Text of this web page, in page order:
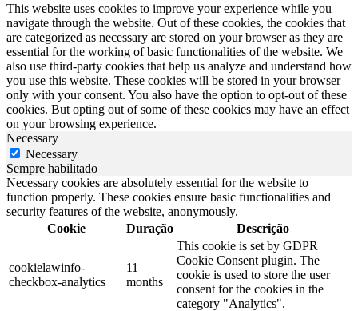
This website uses cookies to improve your experience while you
navigate through the website. Out of these cookies, the cookies that
are categorized as necessary are stored on your browser as they are
essential for the working of basic functionalities of the website. We
also use third-party cookies that help us analyze and understand how
you use this website. These cookies will be stored in your browser
only with your consent. You also have the option to opt-out of these
cookies. But opting out of some of these cookies may have an effect
on your browsing experience.
Necessary
Necessary
Sempre habilitado
Necessary cookies are absolutely essential for the website to
function properly. These cookies ensure basic functionalities and
security features of the website, anonymously.
Cookie
Duração Descrição
cookielawinfo-
checkbox-analytics
11
months
This cookie is set by GDPR
Cookie Consent plugin. The
cookie is used to store the user
consent for the cookies in the
category "Analytics".